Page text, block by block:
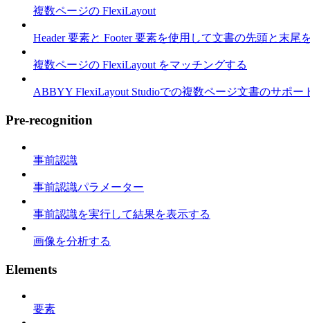
複数ページの FlexiLayout
Header 要素と Footer 要素を使用して文書の先頭と末尾
複数ページの FlexiLayout をマッチングする
ABBYY FlexiLayout Studioでの複数ページ文書のサポー
Pre-recognition
事前認識
事前認識パラメーター
事前認識を実行して結果を表示する
画像を分析する
Elements
要素